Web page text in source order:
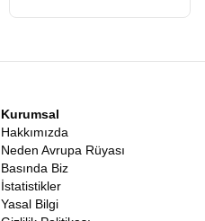
Kurumsal
Hakkımızda
Neden Avrupa Rüyası
Basında Biz
İstatistikler
Yasal Bilgi